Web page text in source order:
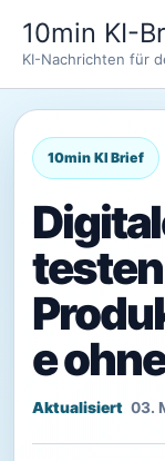
Inhalt
springen
10min KI-
KI-Nachrichten für
e
03.